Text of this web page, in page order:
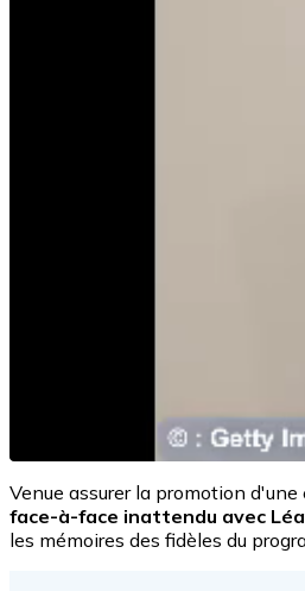
Venue assurer la promotion
face-à-face inattendu avec
les mémoires des fidèles du